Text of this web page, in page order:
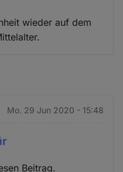
wieder auf dem
Mo. 29 Jun 2020 - 15:48
Beitrag.